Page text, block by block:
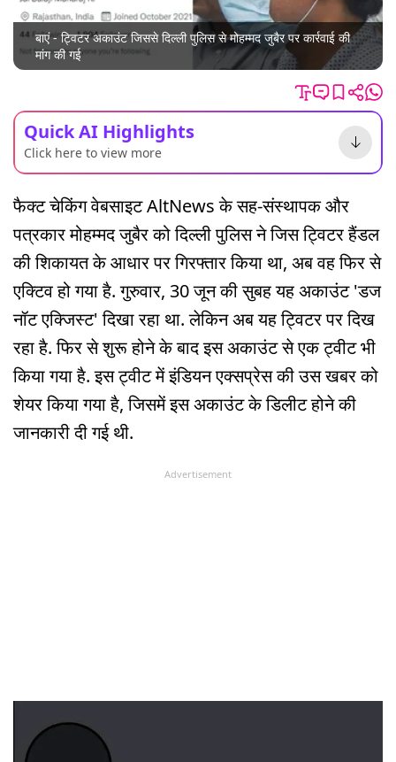
बाएं - ट्विटर अकाउंट जिससे दिल्ली पुलिस से मोहम्मद जुबैर पर कार्रवाई की
मांग की गई
Quick AI Highlights
Click here to view more
फैक्ट चेकिंग वेबसाइट AltNews के सह-संस्थापक और
पत्रकार मोहम्मद जुबैर को दिल्ली पुलिस ने जिस ट्विटर हैंडल
की शिकायत के आधार पर गिरफ्तार किया था, अब वह फिर से
एक्टिव हो गया है. गुरुवार, 30 जून की सुबह यह अकाउंट 'डज
नॉट एक्जिस्ट' दिखा रहा था. लेकिन अब यह ट्विटर पर दिख
रहा है. फिर से शुरू होने के बाद इस अकाउंट से एक ट्वीट भी
किया गया है. इस ट्वीट में इंडियन एक्सप्रेस की उस खबर को
शेयर किया गया है, जिसमें इस अकाउंट के डिलीट होने की
जानकारी दी गई थी.
Advertisement